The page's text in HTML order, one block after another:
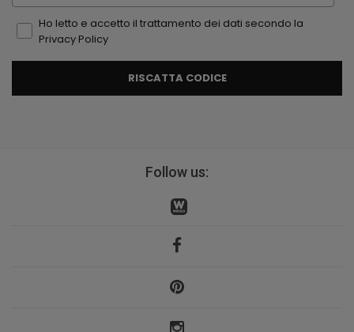
Ho letto e accetto il trattamento dei dati secondo la
Privacy Policy
RISCATTA CODICE
Follow us: